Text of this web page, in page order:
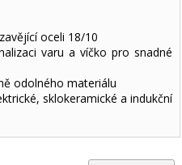
oceli 18/10
varu a víčko pro snadné
odolného materiálu
sklokeramické a indukční